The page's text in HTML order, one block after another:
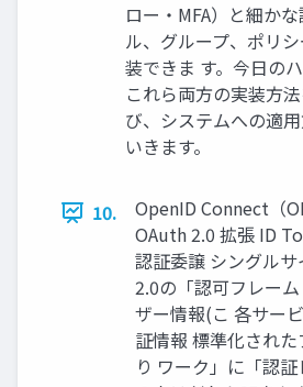
ロー・MFA）と細か
ル、グループ、ポリ
装できま す。今日の
これら両方の実装方
び、システムへの適
いきます。
10.
OpenID Connect（
OAuth 2.0 拡張 ID
認証委譲 シングル
2.0の「認可フレー
ザー情報(こ 各サー
証情報 標準化され
り ワーク」に「認